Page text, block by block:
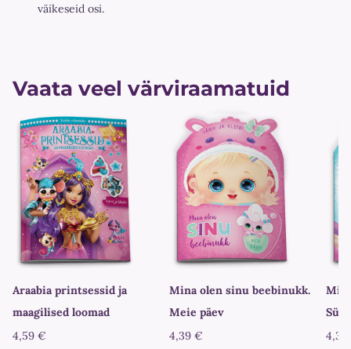
väikeseid osi.
Vaata veel värviraamatuid
Araabia printsessid ja
maagilised loomad
4,59 €
Mina olen sinu beebinukk.
Meie päev
4,39 €